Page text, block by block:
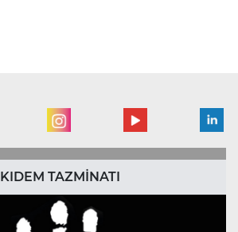
KIDEM TAZMİNATI